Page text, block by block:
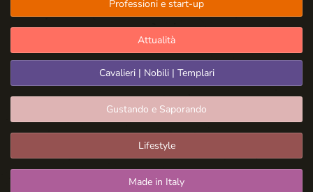
Professioni e start-up
Attualità
Cavalieri | Nobili | Templari
Gustando e Saporando
Lifestyle
Made in Italy